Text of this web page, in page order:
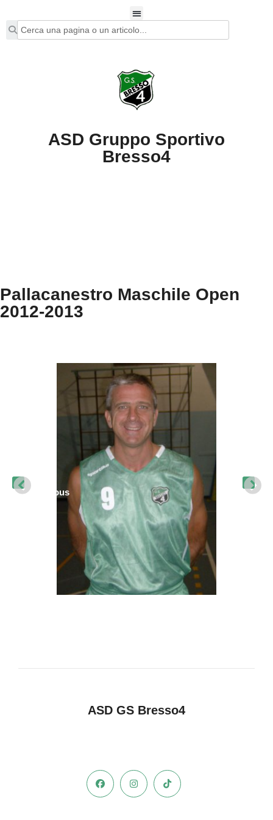
ASD Gruppo Sportivo
Bresso4
Pallacanestro Maschile Open
2012-2013
Previous
ASD GS Bresso4